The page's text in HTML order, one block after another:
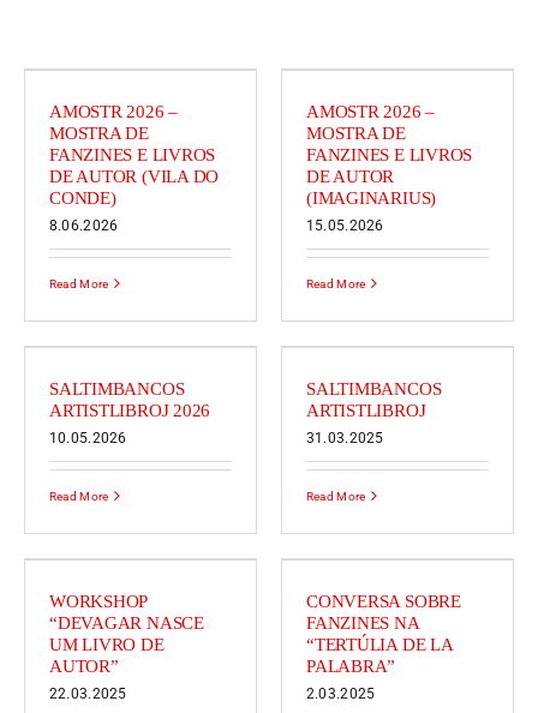
AMOSTR 2026 –
MOSTRA DE
FANZINES E LIVROS
DE AUTOR (VILA DO
CONDE)
8.06.2026
Read More
AMOSTR 2026 –
MOSTRA DE
FANZINES E LIVROS
DE AUTOR
(IMAGINARIUS)
15.05.2026
Read More
SALTIMBANCOS
ARTISTLIBROJ 2026
10.05.2026
Read More
SALTIMBANCOS
ARTISTLIBROJ
31.03.2025
Read More
WORKSHOP
“DEVAGAR NASCE
UM LIVRO DE
AUTOR”
22.03.2025
CONVERSA SOBRE
FANZINES NA
“TERTÚLIA DE LA
PALABRA”
2.03.2025